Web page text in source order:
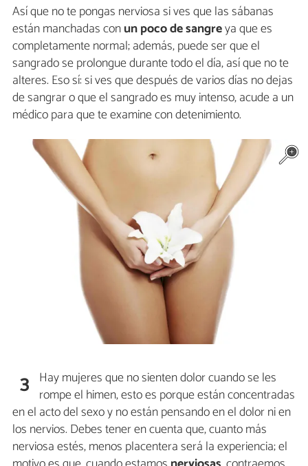
Así que no te pongas nerviosa si ves que las sábanas
están manchadas conun poco de sangreya que es
completamente normal; además, puede ser que el
sangrado se prolongue durante todo el día, así que no te
alteres. Eso sí: si ves que después de varios días no dejas
de sangrar o que el sangrado es muy intenso, acude a un
médico para que te examine con detenimiento.
3 Hay mujeres que no sienten dolor cuando se les
rompe el himen, esto es porque están concentradas
en el acto del sexo y no están pensando en el dolor ni en
los nervios. Debes tener en cuenta que, cuanto más
nerviosa estés, menos placentera será la experiencia; el